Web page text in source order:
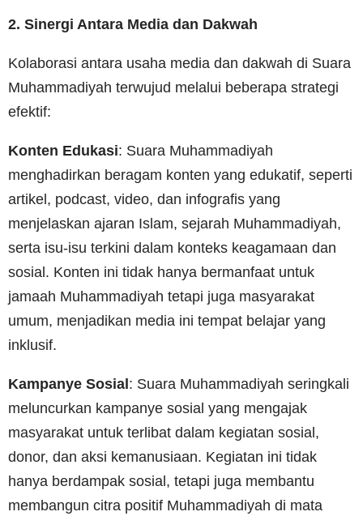
2. Sinergi Antara Media dan Dakwah
Kolaborasi antara usaha media dan dakwah di Suara
Muhammadiyah terwujud melalui beberapa strategi
efektif:
Konten Edukasi: Suara Muhammadiyah
menghadirkan beragam konten yang edukatif, seperti
artikel, podcast, video, dan infografis yang
menjelaskan ajaran Islam, sejarah Muhammadiyah,
serta isu-isu terkini dalam konteks keagamaan dan
sosial. Konten ini tidak hanya bermanfaat untuk
jamaah Muhammadiyah tetapi juga masyarakat
umum, menjadikan media ini tempat belajar yang
inklusif.
Kampanye Sosial : Suara Muhammadiyah seringkali
meluncurkan kampanye sosial yang mengajak
masyarakat untuk terlibat dalam kegiatan sosial,
donor, dan aksi kemanusiaan. Kegiatan ini tidak
hanya berdampak sosial, tetapi juga membantu
membangun citra positif Muhammadiyah di mata